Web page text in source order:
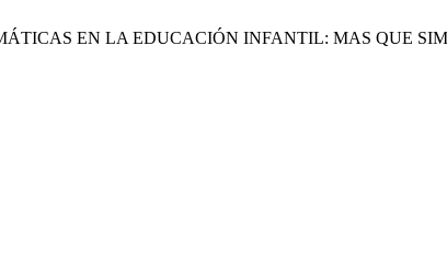
EN LA EDUCACIÓN INFANTIL: MAS QUE